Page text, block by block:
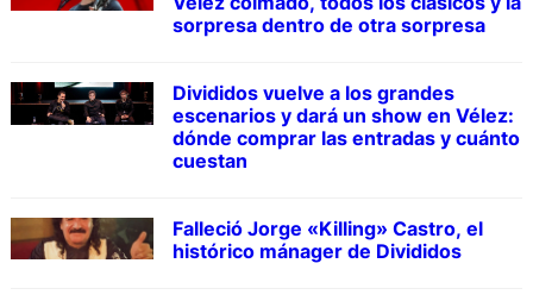
sorpresa dentro de otra sorpresa
Divididos vuelve a los grandes
escenarios y dará un show en Vélez:
dónde comprar las entradas y cuánto
cuestan
Falleció Jorge «Killing» Castro, el
histórico mánager de Divididos